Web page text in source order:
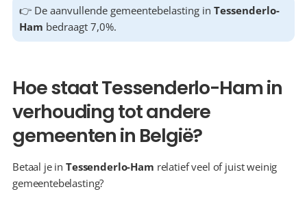
👉 De aanvullende gemeentebelasting in Tessenderlo-
Ham bedraagt 7,0%.
Hoe staat Tessenderlo-Ham in
verhouding tot andere
gemeenten in België?
Betaal je in Tessenderlo-Ham relatief veel of juist weinig
gemeentebelasting?